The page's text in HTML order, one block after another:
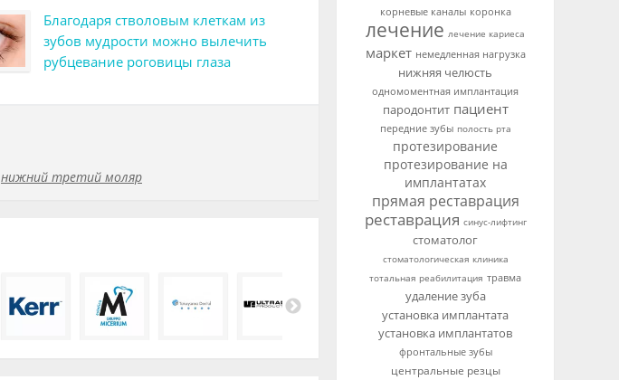
Благодаря стволовым клеткам из
зубов мудрости можно вылечить
рубцевание роговицы глаза
нижний третий моляр
корневые каналы коронка
лечение лечение кариеса
маркет немедленная нагрузка
нижняя челюсть
одномоментная имплантация
пародонтит пациент
передние зубы полость рта
протезирование
протезирование на
имплантатах
прямая реставрация
реставрация синус-лифтинг
стоматолог
стоматологическая клиника
тотальная реабилитация травма
удаление зуба
установка имплантата
установка имплантатов
фронтальные зубы
центральные резцы